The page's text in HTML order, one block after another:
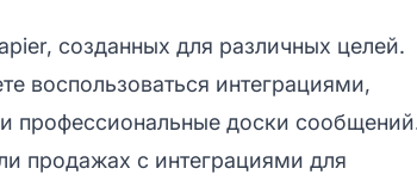
созданных для различных целей.
воспользоваться интеграциями,
профессиональные доски
продажах с интеграциями для